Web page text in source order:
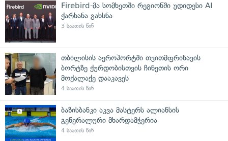
Firebird-მა სომხეთში რეგიონში უდიდესი AI
ქარხანა გახსნა
3 საათის წინ
თბილისის აეროპორტში თვითმფრინავის
ბორტზე ქურდობისთვის ჩინეთის ორი
მოქალაქე დააკავეს
4 საათის წინ
ბაზისბანკი აკვა მასტერს ალიანსის
გენერალური მხარდამჭერია
4 საათის წინ